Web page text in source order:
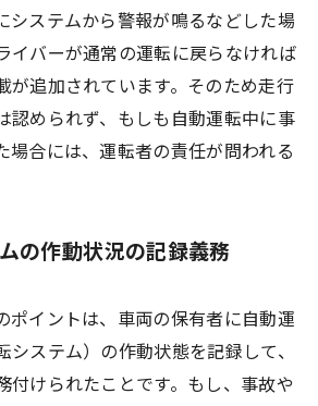
システムから警報が鳴るなどした場
イバーが通常の運転に戻らなければ
が追加されています。そのため走行
認められず、もしも自動運転中に事
場合には、運転者の責任が問われる
の作動状況の記録義務
ポイントは、車両の保有者に自動運
システム）の作動状態を記録して、
付けられたことです。もし、事故や